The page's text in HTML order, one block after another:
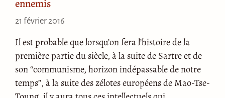
ennemis
21 février 2016
Il est probable que lorsqu’on fera l’histoire de la
première partie du siècle, à la suite de Sartre et de
son “communisme, horizon indépassable de notre
temps”, à la suite des zélotes européens de Mao-Tse-